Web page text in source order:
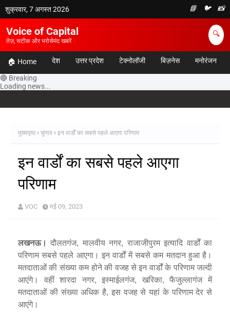
शुक्रवार, 7 अगस्त 2026 📘 🐦 📸
Voice of Capital
तेज़, सटीक और भरोसेमंद खबरें
🔍
🏠 Home देश उत्तर प्रदेश टेक्नोलॉजी बिज़नेस मनोरंजन
🔴 Breaking
Loading news...
मुख्यपृष्ठ चुनाव इन वार्डों का सबसे पहले आएगा परिणाम
इन वार्डों का सबसे पहले आएगा
परिणाम
VOC मई 09, 2023
लखनऊ।दौलतगंज, मालवीय नगर, राजाजीपुरम इत्यादि वार्डों का
परिणाम सबसे पहले आएगा। इन वार्डों में सबसे कम मतदान हुआ है।
मतदाताओं की संख्या कम होने की वजह से इन वार्डों के परिणाम जल्दी
आएंगे। वहीं शारदा नगर, इस्माईलगंज, खरिका, फैजुल्लागंज में
मतदाताओं की संख्या अधिक है, इस वजह से यहां के परिणाम देर से
आएंगे।